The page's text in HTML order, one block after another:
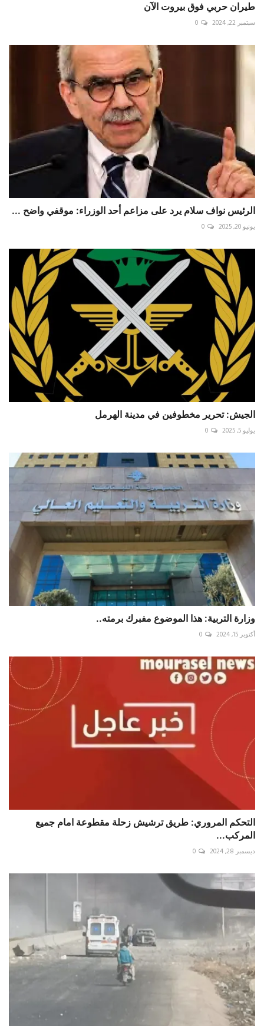
طيران حربي فوق بيروت الآن
سبتمبر 22, 2024 0
الرئيس نواف سلام يرد على مزاعم أحد الوزراء: موقفي واضح ...
يونيو 20, 2025 0
الجيش: تحرير مخطوفين في مدينة الهرمل
يوليو 5, 2025 0
وزارة التربية: هذا الموضوع مفبرك برمته..
أكتوبر 15, 2024 0
التحكم المروري: طريق ترشيش زحلة مقطوعة امام جميع
المركب...
ديسمبر 28, 2024 0